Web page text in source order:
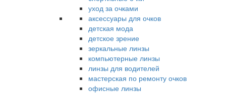
уход за очками
аксессуары для очков
детская мода
детское зрение
зеркальные линзы
компьютерные линзы
линзы для водителей
мастерская по ремонту очков
офисные линзы